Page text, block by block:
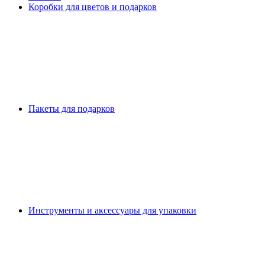
Коробки для цветов и подарков
Пакеты для подарков
Инструменты и аксессуары для упаковки